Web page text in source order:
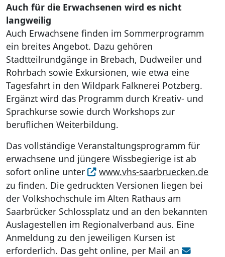
Auch für die Erwachsenen wird es nicht
langweilig
Auch Erwachsene finden im Sommerprogramm
ein breites Angebot. Dazu gehören
Stadtteilrundgänge in Brebach, Dudweiler und
Rohrbach sowie Exkursionen, wie etwa eine
Tagesfahrt in den Wildpark Falknerei Potzberg.
Ergänzt wird das Programm durch Kreativ- und
Sprachkurse sowie durch Workshops zur
beruflichen Weiterbildung.
Das vollständige Veranstaltungsprogramm für
erwachsene und jüngere Wissbegierige ist ab
sofort online unter
www.vhs-saarbruecken.de
zu finden. Die gedruckten Versionen liegen bei
der Volkshochschule im Alten Rathaus am
Saarbrücker Schlossplatz und an den bekannten
Auslagestellen im Regionalverband aus. Eine
Anmeldung zu den jeweiligen Kursen ist
erforderlich. Das geht online, per Mail an